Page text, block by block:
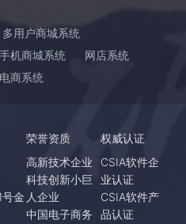
多用户商城系统
手机商城系统
网店系统
电商系统
金
荣誉资质
高新技术企业
科技创新小巨
人企业
中国电子商务
权威认证
CSIA软件企
业认证
CSIA软件产
品认证